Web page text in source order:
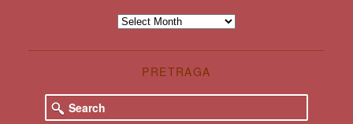
Špaiz
PRETRAGA
e